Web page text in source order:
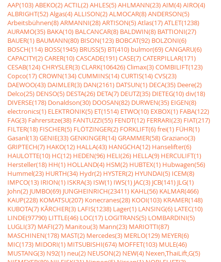
AAP(103)ABEKO(2)ACTIL(2)AHLES(5)AHLMANN(23)AIM(4)AIRO(4)
ALBRIGHT(52)Algas(4)ALLISON(2)ALMOCAR(8)ANDERSON(5)
Arbeitsbühnen(8)ARMANNI(28)ARTISON(5)Atlas(17)ATLET(1238)
AURAMO(35) BAKA(10) BALCANCAR(8) BALDWIN(8) BATTIONI(27)
BAUER(1) BAUMANN(80) BISON(123) BOBCAT(92) BOLZONI(6)
BOSCH(114) BOSS(1945) BRUSS(5) BT(410) bulmor(69)CANGARU(6)
CAPACITY(2)CARER(10)CASCADE(191)CASE(7)CATERPILLAR(171)
CESAB(124)CHRYSLER(3)CLARK(106426)Climax(3)COMBILIFT(123)
Copco(17)CROWN(134)CUMMINS(14)CURTIS(14)CVS(23)
DAEWOO(43) DAIMLER(3) DAN(2161) DATSUN(1) DECA(35) Deere(2)
Delco(25) DENSO(5) DESTA(26) DETA(7) DEUTZ(35) DIETEG(10)div(18)
DIVERSE(178) Donaldson(30) DOOSAN(82) DURWEN(35) EIGEN(8)
electronics(1) ELEKTRONIK(5) ET(1514) ETWO(10) EXBOX(1) FABA(122)
FAG(3) Fahrersitze(38) FANTUZZI(55) FENDT(12) FERRARI(23) FIAT(217)
FILTER(18) FISCHER(5) FLÖTZINGER(2) FORKLIFT(6)frei(1) FÜHR(1)
Gasanl(13)GENIE(33)GENKINGER(14)GRAMMER(58)Graziano(3)
GRIPTECH(7) HAKO(12) HALLA(43) HANGCHA(12) Hanselifter(6)
HAULOTTE(10) HC(12) HEDEN(96) HELI(26) HELLA(9) HERCULIFT(1)
Hersteller(18) HH(1) HOLLAND(4) HSM(2) HUBTEX(1) Hubwagen(56)
Hummel(23) HURTH(34) Hydr(2) HYSTER(2) HYUNDAI(5) ICEM(8)
IMPCO(13) IRION(1) ISKRA(3) ISW(1) IWS(1) JAC(3) JCB(141) JLG(1)
John(2) JUMBO(69) JUNGHEINRICH(23411) KAHL(56) KALMAR(466)
KAUP(228) KOMATSU(207) Konecranes(28) KOOI(103) KRAMER(148)
KUBOTA(7) KÃRCHER(3) LAFIS(1238) Lager(1) LANSING(6) LATEC(10)
LINDE(97790) LITTLE(46) LOC(17) LOGITRANS(5) LOMBARDINI(5)
LUGLI(37) MAFI(27) Manitou(3) Mann(23) MARIOTTI(87)
MASCHINEN(178) MAST(2) Mercedes(3) MERLO(129) MEYER(6)
MIC(173) MIDORI(1) MITSUBISHI(674) MOFFET(103) MULE(46)
MUSTANG(3) N92(1) neu(2) NEUSON(2) NEW(4) Nexen,ThaiLift,G(5)